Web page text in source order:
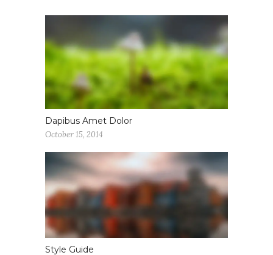
Dapibus Amet Dolor
October 15, 2014
Style Guide